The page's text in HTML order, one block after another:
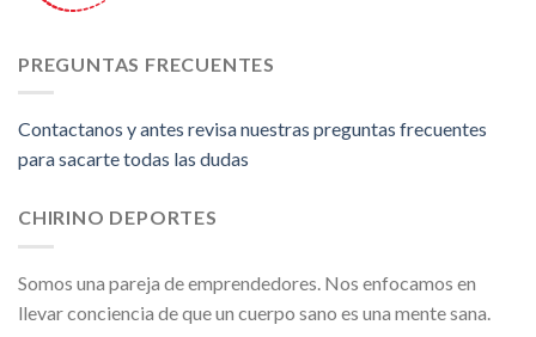
PREGUNTAS FRECUENTES
Contactanos y antes revisa nuestras preguntas frecuentes
para sacarte todas las dudas
CHIRINO DEPORTES
Somos una pareja de emprendedores. Nos enfocamos en
llevar conciencia de que un cuerpo sano es una mente sana.